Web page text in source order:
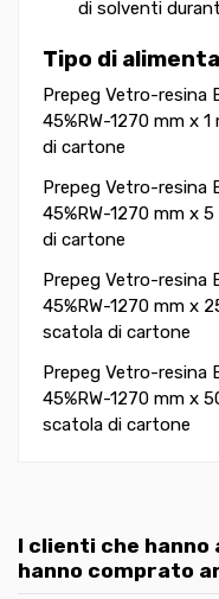
di solventi
Tipo di
Prepeg Vetro-resina
45%RW-1270 mm x
di cartone
Prepeg Vetro-resina
45%RW-1270 mm x
di cartone
Prepeg Vetro-resina
45%RW-1270 mm x
scatola di cartone
Prepeg Vetro-resina
45%RW-1270 mm x
scatola di cartone
I clienti che
hanno comprato